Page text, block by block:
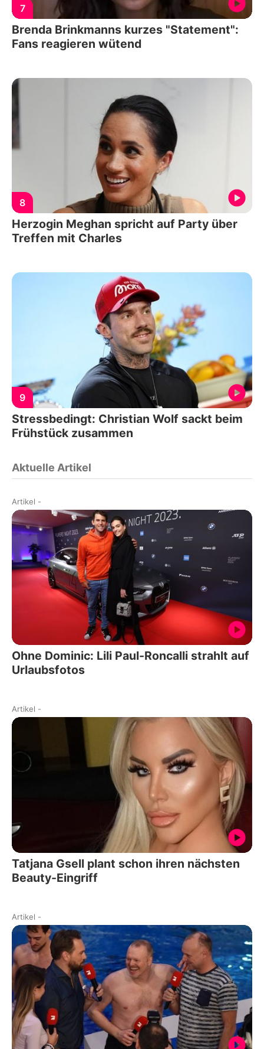
7
Brenda Brinkmanns kurzes "Statement":
Fans reagieren wütend
8
Herzogin Meghan spricht auf Party über
Treffen mit Charles
9
Stressbedingt: Christian Wolf sackt beim
Frühstück zusammen
Aktuelle Artikel
Artikel -
Ohne Dominic: Lili Paul-Roncalli strahlt auf
Urlaubsfotos
Artikel -
Tatjana Gsell plant schon ihren nächsten
Beauty-Eingriff
Artikel -